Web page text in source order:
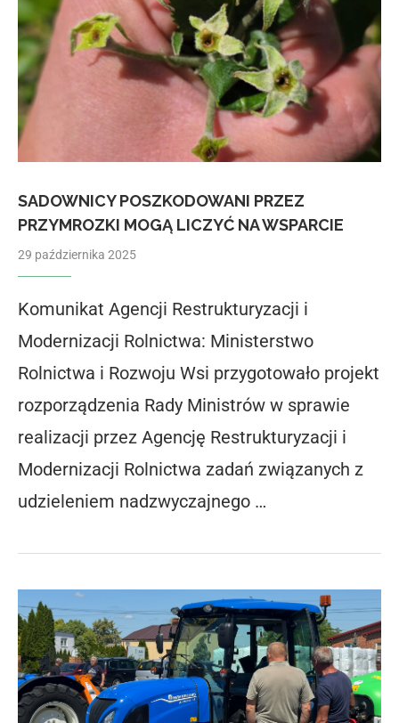
SADOWNICY POSZKODOWANI PRZEZ
PRZYMROZKI MOGĄ LICZYĆ NA WSPARCIE
29 października 2025
Komunikat Agencji Restrukturyzacji i
Modernizacji Rolnictwa: Ministerstwo
Rolnictwa i Rozwoju Wsi przygotowało projekt
rozporządzenia Rady Ministrów w sprawie
realizacji przez Agencję Restrukturyzacji i
Modernizacji Rolnictwa zadań związanych z
udzieleniem nadzwyczajnego …